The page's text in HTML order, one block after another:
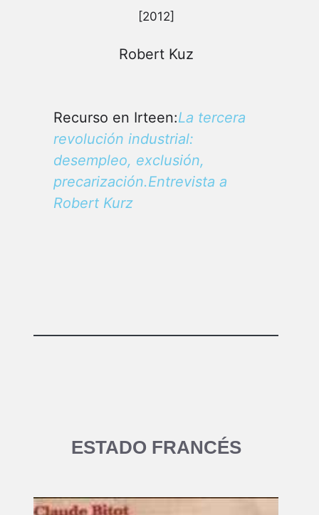
[2012]
Robert Kuz
Recurso en Irteen:La tercera
revolución industrial:
desempleo, exclusión,
precarización.Entrevista a
Robert Kurz
ESTADO FRANCÉS